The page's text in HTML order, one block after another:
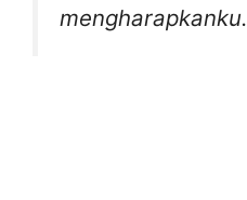
mengharapkanku.